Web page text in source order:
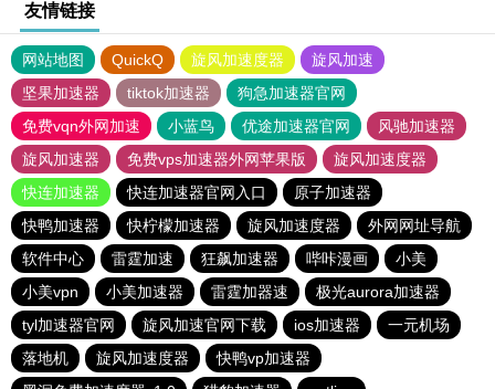
友情链接
网站地图 QuickQ 旋风加速度器
旋风加速
坚果加速器
tiktok加速器
狗急加速器官网
免费vqn外网加速
小蓝鸟 优途加速器官网
风驰加速器
旋风加速器
免费vps加速器外网苹果版
旋风加速度器
快连加速器
快连加速器官网入口
原子加速器
快鸭加速器
快柠檬加速器 旋风加速度器
外网网址导航
软件中心
雷霆加速 狂飙加速器 哔咔漫画
小美
小美vpn
小美加速器 雷霆加器速
极光aurora加速器
tyl加速器官网
旋风加速官网下载 ios加速器
一元机场
落地机
旋风加速度器
快鸭vp加速器